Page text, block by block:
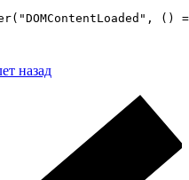
()
назад